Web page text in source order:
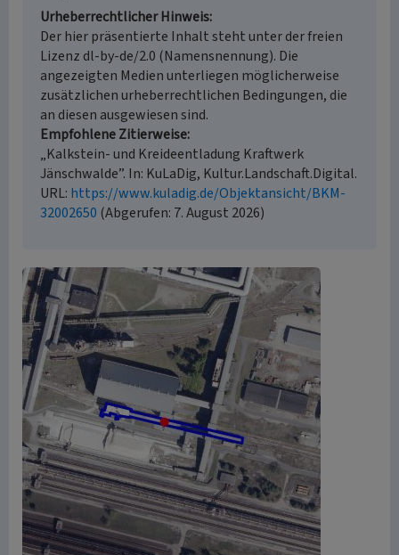
Urheberrechtlicher Hinweis
Der hier präsentierte Inhalt steht unter der freien
Lizenz dl-by-de/2.0 (Namensnennung). Die
angezeigten Medien unterliegen möglicherweise
zusätzlichen urheberrechtlichen Bedingungen, die
an diesen ausgewiesen sind.
Empfohlene Zitierweise
„Kalkstein- und Kreideentladung Kraftwerk
Jänschwalde”. In: KuLaDig, Kultur.Landschaft.Digital.
URL: https://www.kuladig.de/Objektansicht/BKM-
32002650 (Abgerufen: 7. August 2026)